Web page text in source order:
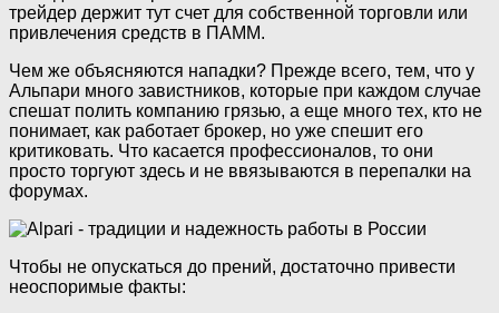
трейдер держит тут счет для собственной торговли или
привлечения средств в ПАММ.
Чем же объясняются нападки? Прежде всего, тем, что у
Альпари много завистников, которые при каждом случае
спешат полить компанию грязью, а еще много тех, кто не
понимает, как работает брокер, но уже спешит его
критиковать. Что касается профессионалов, то они
просто торгуют здесь и не ввязываются в перепалки на
форумах.
Чтобы не опускаться до прений, достаточно привести
неоспоримые факты: